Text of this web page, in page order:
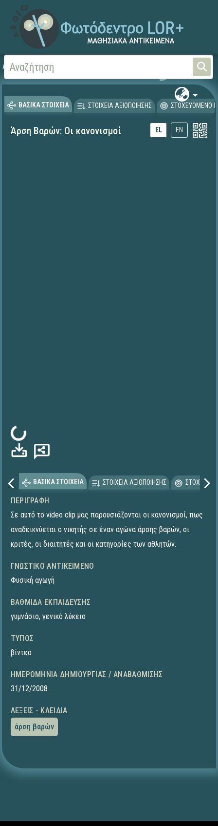
Αρχική
ΒΑΣΙΚΑ ΣΤΟΙΧΕΙΑ ΣΤΟΙΧΕΙΑ ΑΞΙΟΠΟΙΗΣΗΣ ΣΤΟΧΕΥΟΜΕΝΟ
Άρση Βαρών: Οι κανονισμοί EL EN
Φόρτωση...
ΒΑΣΙΚΑ ΣΤΟΙΧΕΙΑ ΣΤΟΙΧΕΙΑ ΑΞΙΟΠΟΙΗΣΗΣ
ΠΕΡΙΓΡΑΦΉ
Σε αυτό το video clip μας παρουσιάζονται οι κανονισμοί, πως
αναδεικνύεται ο νικητής σε έναν αγώνα άρσης βαρών, οι
κριτές, οι διαιτητές και οι κατηγορίες των αθλητών.
ΓΝΩΣΤΙΚΌ ΑΝΤΙΚΕΊΜΕΝΟ
Φυσική αγωγή
ΒΑΘΜΊΔΑ ΕΚΠΑΊΔΕΥΣΗΣ
γυμνάσιο, γενικό λύκειο
ΤΎΠΟΣ
βίντεο
ΗΜΕΡΟΜΗΝΊΑ ΔΗΜΙΟΥΡΓΊΑΣ / ΑΝΑΒΆΘΜΙΣΗΣ
31/12/2008
ΛΈΞΕΙΣ - ΚΛΕΙΔΙΆ
άρση βαρών